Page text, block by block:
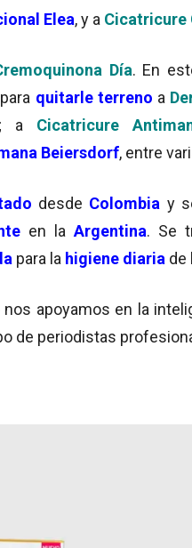
Elea, y a Cicatricure
Día. En
quitarle terreno a
; a Cicatricure
Beiersdorf, entre
desde Colombia y
en la Argentina. Se
para la higiene diaria de
nos apoyamos en la
de periodistas